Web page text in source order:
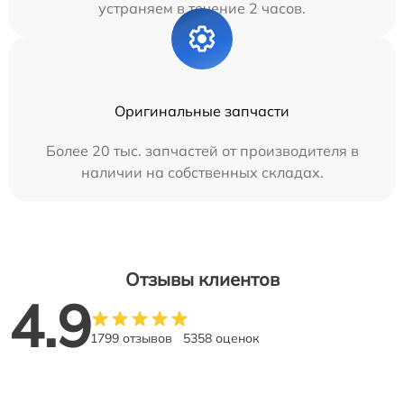
устраняем в течение 2 часов.
Оригинальные запчасти
Более 20 тыс. запчастей от производителя в
наличии на собственных складах.
Отзывы клиентов
4.91799 отзывов 5358 оценок